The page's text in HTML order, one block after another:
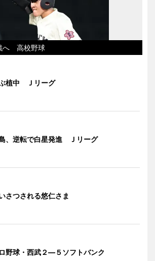
へ 高校野球
植中 Ｊリーグ
、逆転で白星発進 Ｊリーグ
さつされる悠仁さま
野球・西武２―５ソフトバンク